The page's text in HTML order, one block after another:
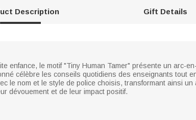
Description Gift Details
enfance, le motif "Tiny Human Tamer" présente un arc-
célèbre les conseils quotidiens des enseignants tout
le nom et le style de police choisis, transformant ainsi
dévouement et de leur impact positif.